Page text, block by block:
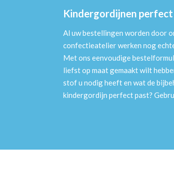
Kindergordijnen
Al uw bestellingen worden door
confectieatelier werken nog
Met ons eenvoudige
liefst op maat gemaakt wilt
stof u nodig heeft en wat de
kindergordijn perfect past?